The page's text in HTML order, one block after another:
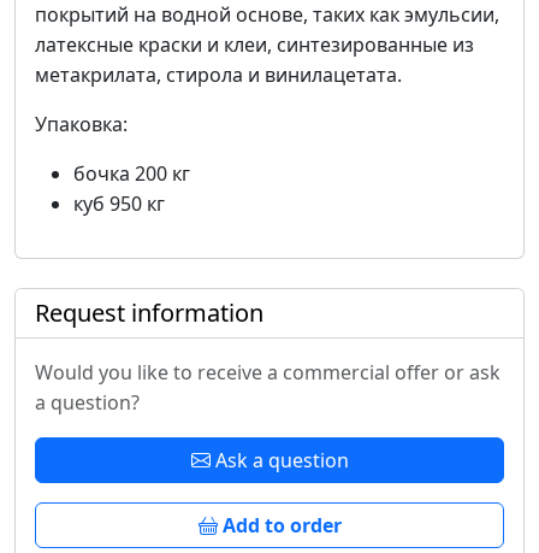
покрытий на водной основе, таких как эмульсии,
латексные краски и клеи, синтезированные из
метакрилата, стирола и винилацетата.
Упаковка:
бочка 200 кг
куб 950 кг
Request information
Would you like to receive a commercial offer or ask
a question?
Ask a question
Add to order